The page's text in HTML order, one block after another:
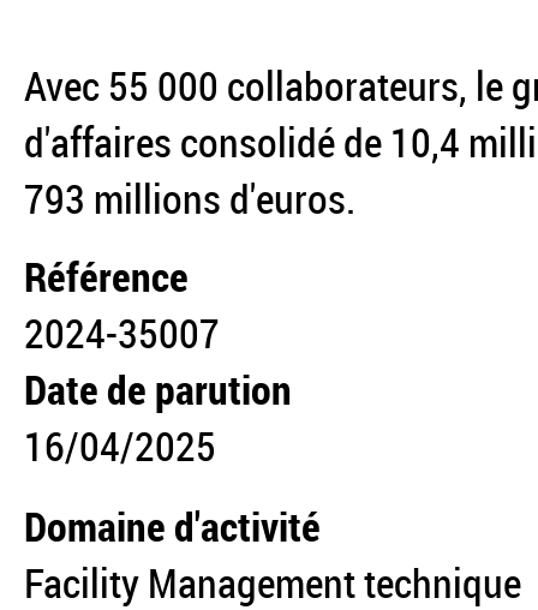
Avec 55 000 collaborateurs, le
d'affaires consolidé de 10,4
793 millions d'euros.
Référence
2024-35007
Date de parution
16/04/2025
Domaine d'activité
Facility Management technique